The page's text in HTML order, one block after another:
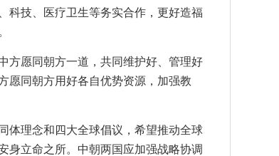
科技、医疗卫生等务实合作，更好造福
方愿同朝方一道，共同维护好、管理好
愿同朝方用好各自优势资源，加强教
体理念和四大全球倡议，希望推动全球
身立命之所。中朝两国应加强战略协调